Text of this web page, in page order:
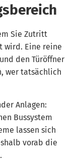
Sie Zutritt
wird. Eine reine
den Türöffner
wer tatsächlich
Anlagen:
Bussystem
lassen sich
vorab die